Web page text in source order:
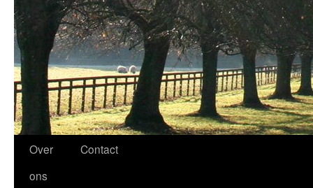
Spring
naar
Over
ons
Contact